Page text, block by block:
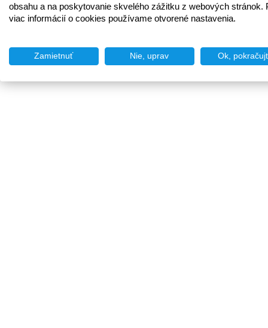
obsahu a na poskytovanie skvelého zážitku z webových stránok.
viac informácií o cookies používame otvorené nastavenia.
Zamietnuť Nie, uprav Ok,